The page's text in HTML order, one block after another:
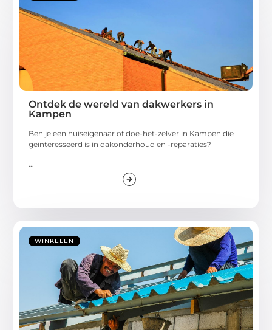
Ontdek de wereld van dakwerkers in
Kampen
Ben je een huiseigenaar of doe-het-zelver in Kampen die
geïnteresseerd is in dakonderhoud en -reparaties?
...
WINKELEN